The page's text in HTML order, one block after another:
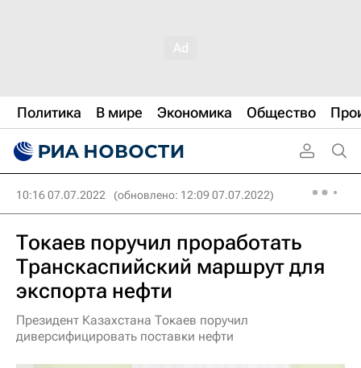
Политика В мире Экономика Общество
10:16 07.07.2022 (обновлено: 12:09 07.07.2022)
Токаев поручил проработать
Транскаспийский маршрут для
экспорта нефти
Президент Казахстана Токаев поручил
диверсифицировать поставки нефти